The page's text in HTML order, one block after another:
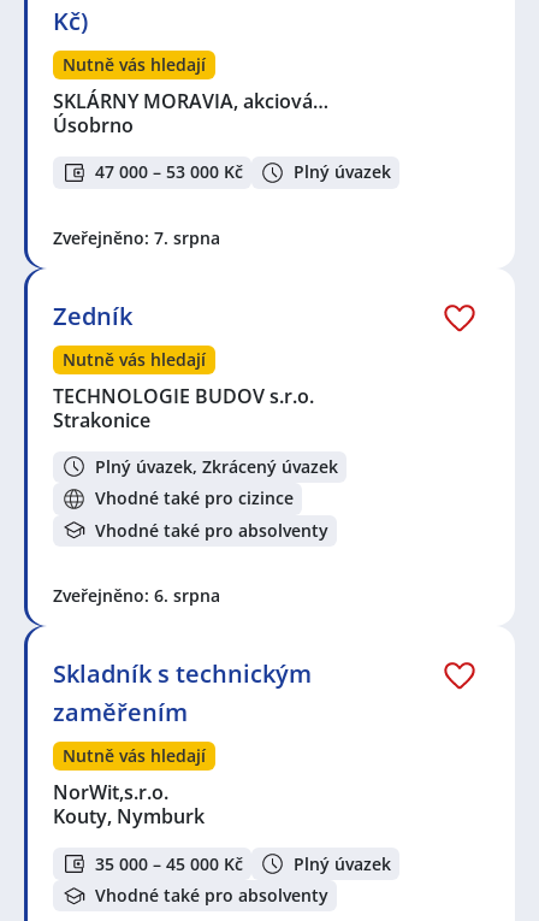
Kč)
Nutně vás hledají
SKLÁRNY MORAVIA, akciová…
Úsobrno
47 000 – 53 000 Kč Plný úvazek
Zveřejněno: 7. srpna
Zedník
Nutně vás hledají
TECHNOLOGIE BUDOV s.r.o.
Strakonice
Plný úvazek, Zkrácený úvazek
Vhodné také pro cizince
Vhodné také pro absolventy
Zveřejněno: 6. srpna
Skladník s technickým
zaměřením
Nutně vás hledají
NorWit,s.r.o.
Kouty, Nymburk
35 000 – 45 000 Kč
Plný úvazek
Vhodné také pro absolventy